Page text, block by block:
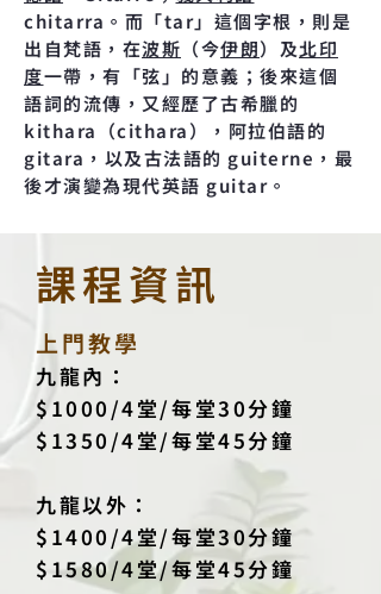
chitarra。而「tar」這個字根，則是
出自梵語，在波斯 （今伊朗）及北印
度一帶，有「弦」的意義；後來這個
語詞的流傳，又經歷了古希臘的
kithara（cithara），阿拉伯語的
gitara，以及古法語的 guiterne，最
後才演變為現代英語 guitar。
課程資訊
上門教學
九龍內：
$1000/4堂/每堂30分鐘
$1350/4堂/每堂45分鐘
九龍以外：
$1400/4堂/每堂30分鐘
$1580/4堂/每堂45分鐘